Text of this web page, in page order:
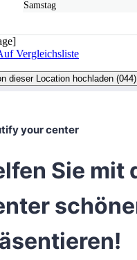
Samstag
Vergleichsliste
dieser Location hochladen (044)